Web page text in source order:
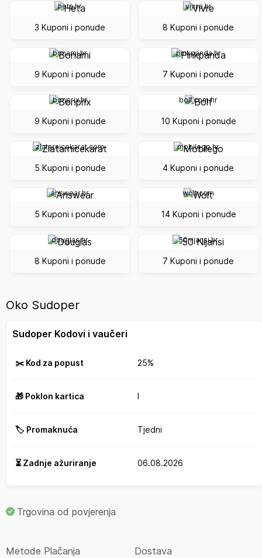
heta.hr
3 Kuponi i ponude
vivre.hr
8 Kuponi i ponude
bonami.hr
9 Kuponi i ponude
pinkpanda.hr
7 Kuponi i ponude
bonprix.hr
9 Kuponi i ponude
bolf.com.hr
10 Kuponi i ponude
zlatarnicekarat.com
5 Kuponi i ponude
mobilego.hr
4 Kuponi i ponude
answear.hr
5 Kuponi i ponude
wolt.com
14 Kuponi i ponude
douglas.hr
8 Kuponi i ponude
50nijansi.hr
7 Kuponi i ponude
Oko Sudoper
Sudoper Kodovi i vaučeri
✂️ Kod za popust 25%
🎁 Poklon kartica I
🏷️ Promaknuća Tjedni
⏳ Zadnje ažuriranje 06.08.2026
Trgovina od povjerenja
Metode Plačanja
Dostava